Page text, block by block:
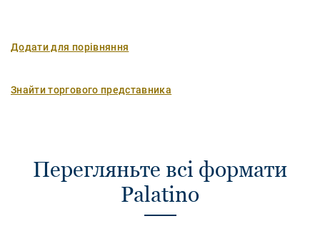
Додати для порівняння
Знайти торгового представника
Перегляньте всі формати
Palatino